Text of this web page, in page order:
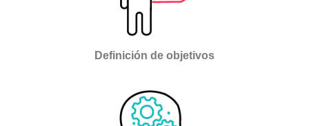
Definición de objetivos